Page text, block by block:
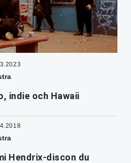
indie och Hawaii
Hendrix-discon du